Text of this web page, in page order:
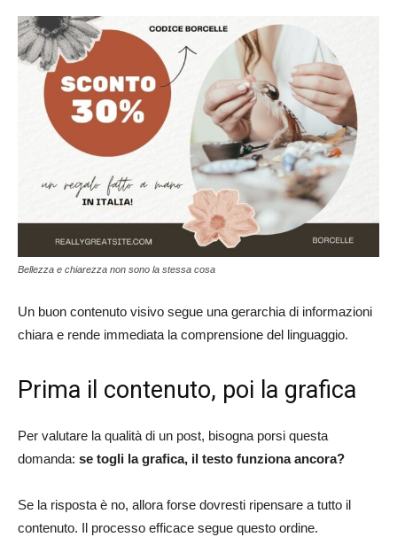
Bellezza e chiarezza non sono la stessa cosa
Un buon contenuto visivo segue una gerarchia di informazioni
chiara e rende immediata la comprensione del linguaggio.
Prima il contenuto, poi la grafica
Per valutare la qualità di un post, bisogna porsi questa
domanda: se togli la grafica, il testo funziona ancora?
Se la risposta è no, allora forse dovresti ripensare a tutto il
contenuto. Il processo efficace segue questo ordine.